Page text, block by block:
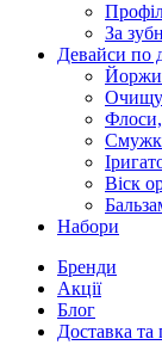
За
Девайси по
Віск
Набори
Бренди
Акції
Блог
Доставка та